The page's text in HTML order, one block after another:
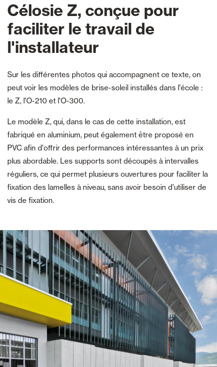
Célosie Z, conçue pour
faciliter le travail de
l'installateur
Sur les différentes photos qui accompagnent ce texte, on
peut voir les modèles de brise-soleil installés dans l'école :
le Z, l'O-210 et l'O-300.
Le modèle Z, qui, dans le cas de cette installation, est
fabriqué en aluminium, peut également être proposé en
PVC afin d'offrir des performances intéressantes à un prix
plus abordable. Les supports sont découpés à intervalles
réguliers, ce qui permet plusieurs ouvertures pour faciliter la
fixation des lamelles à niveau, sans avoir besoin d'utiliser de
vis de fixation.